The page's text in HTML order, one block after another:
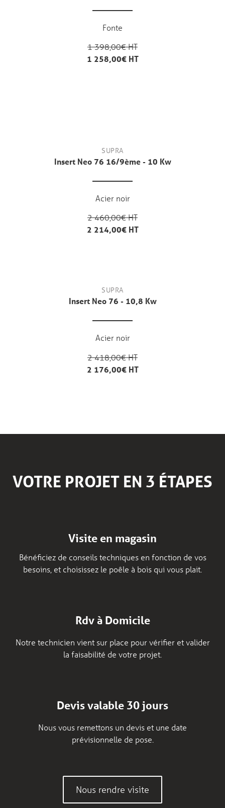
Fonte
1 398,00€ HT
1 258,00€ HT
SUPRA
Insert Neo 76 16/9ème - 10 Kw
Acier noir
2 460,00€ HT
2 214,00€ HT
SUPRA
Insert Neo 76 - 10,8 Kw
Acier noir
2 418,00€ HT
2 176,00€ HT
VOTRE PROJET EN 3 ÉTAPES
Visite en magasin
Bénéficiez de conseils techniques en fonction de vos
besoins, et choisissez le poêle à bois qui vous plait.
Rdv à Domicile
Notre technicien vient sur place pour vérifier et valider
la faisabilité de votre projet.
Devis valable 30 jours
Nous vous remettons un devis et une date
prévisionnelle de pose.
Nous rendre visite